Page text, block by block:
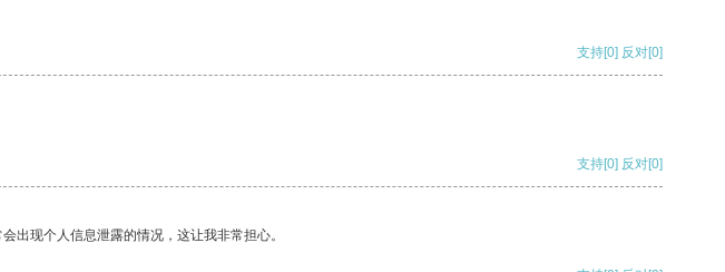
支持[0] 反对[0]
支持[0] 反对[0]
出现个人信息泄露的情况，这让我非常担心。